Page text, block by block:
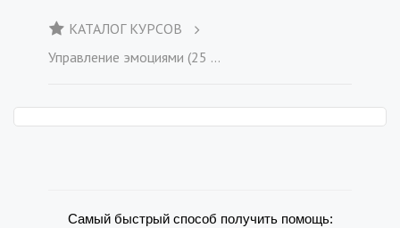
КАТАЛОГ КУРСОВ
Управление эмоциями (25 марта)
Самый быстрый способ получить помощь: